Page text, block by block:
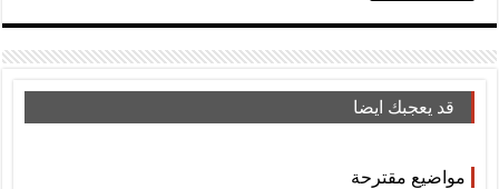
قد يعجبك ايضا
مواضيع مقترحة